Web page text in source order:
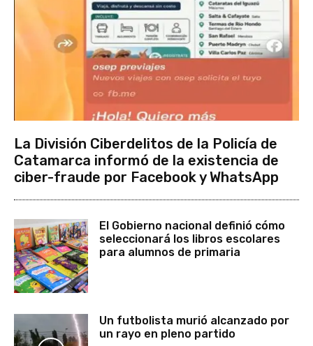
La División Ciberdelitos de la Policía de
Catamarca informó de la existencia de
ciber-fraude por Facebook y WhatsApp
El Gobierno nacional definió cómo
seleccionará los libros escolares
para alumnos de primaria
Un futbolista murió alcanzado por
un rayo en pleno partido